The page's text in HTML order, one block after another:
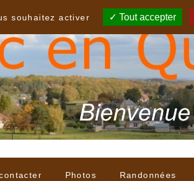
Photos Randonnées
souhaitez activer
Tout accepter